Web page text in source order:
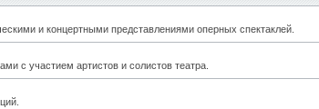
и концертными представлениями оперных спектаклей.
с участием артистов и солистов театра.